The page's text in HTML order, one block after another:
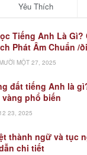
Yêu Thích
Tiếng Anh Là Gì?
Phát Âm Chuẩn /
MỘT 27, 2025
đất tiếng Anh là
phổ biến
23, 2025
thành ngữ và tục
chi tiết